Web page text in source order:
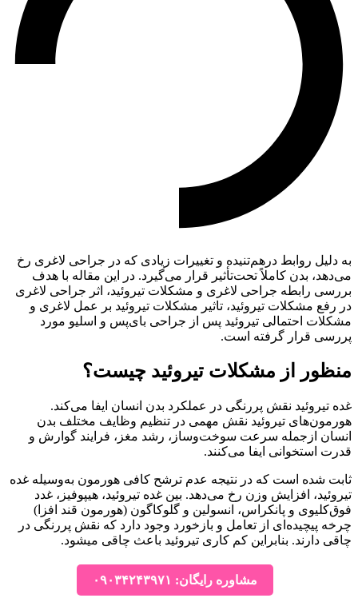
به دلیل روابط درهم‌تنیده و تغییرات زیادی که در جراحی لاغری رخ
می‌دهد، بدن کاملاً تحت‌تأثیر قرار می‌گیرد. در این مقاله با هدف
بررسی رابطه جراحی لاغری و مشکلات تیروئید، اثر جراحی لاغری
در رفع مشکلات تیروئید، تاثیر مشکلات تیروئید بر عمل لاغری و
مشکلات احتمالی تیروئید پس از جراحی بای‌پس و اسلیو مورد
پررسی قرار گرفته است.
منظور از مشکلات تیروئید چیست؟
غده تیروئید نقش پررنگی در عملکرد بدن انسان ایفا می‌کند.
هورمون‌های تیروئید نقش مهمی در تنظیم وظایف مختلف بدن
انسان ازجمله سرعت سوخت‌وساز، رشد مغز، فرایند گوارش و
قدرت استخوانی ایفا می‌کنند.
ثابت شده است که در نتیجه عدم ترشح کافی هورمون به‌وسیله غده
تیروئید، افزایش وزن رخ می‌دهد. بین غده تیروئید، هیپوفیز، غدد
فوق‌کلیوی و پانکراس، انسولین و گلوکاگون (هورمون قند افزا)
چرخه پیچیده‌ای از تعامل و بازخورد وجود دارد که نقش پررنگی در
چاقی دارند. بنابراین کم کاری تیروئید باعث چاقی میشود.
مشاوره رایگان: ۰۹۰۳۴۲۴۳۹۷۱